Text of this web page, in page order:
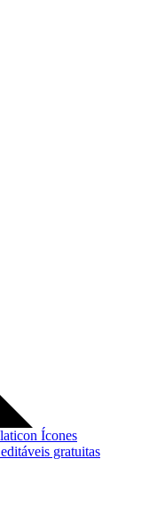
Ícones
gratuitas